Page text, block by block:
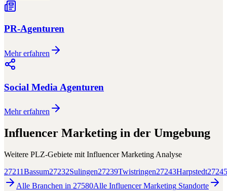
PR-Agenturen
Mehr erfahren
Social Media Agenturen
Mehr erfahren
Influencer Marketing in der Umgebung
Weitere PLZ-Gebiete mit Influencer Marketing Analyse
27211Bassum27232Sulingen27239Twistringen27243Harpstedt27245
Alle Branchen in 27580Alle Influencer Marketing Standorte